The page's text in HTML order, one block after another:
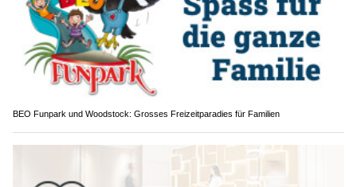
BEO Funpark und Woodstock: Grosses Freizeitparadies für Familien